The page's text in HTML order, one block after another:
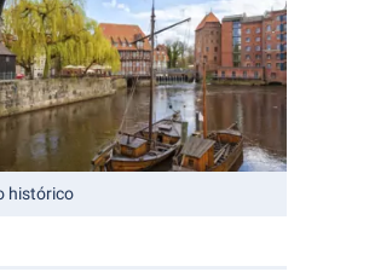
histórico